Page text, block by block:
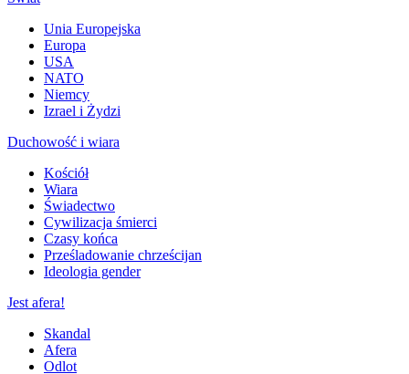
Unia Europejska
Europa
USA
NATO
Niemcy
Izrael i Żydzi
Duchowość i wiara
Kościół
Wiara
Świadectwo
Cywilizacja śmierci
Czasy końca
Prześladowanie chrześcijan
Ideologia gender
Jest afera!
Skandal
Afera
Odlot